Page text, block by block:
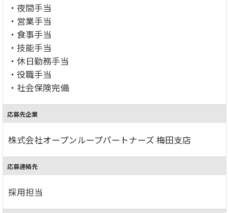
・夜間手当
・営業手当
・食事手当
・技能手当
・休日勤務手当
・役職手当
・社会保険完備
応募先企業
株式会社オープンループパートナーズ 梅田支店
応募連絡先
採用担当